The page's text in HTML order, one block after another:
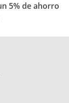
5% de ahorro